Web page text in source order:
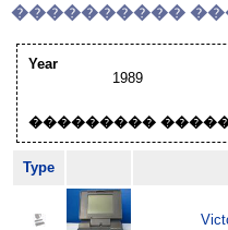
����������
Year
1989
���������
Type